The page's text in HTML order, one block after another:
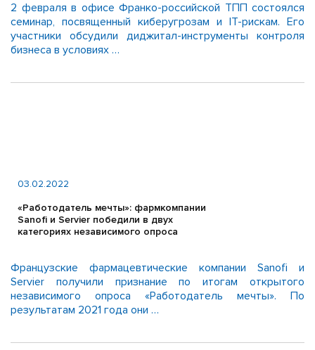
2 февраля в офисе Франко-российской ТПП состоялся
семинар, посвященный киберугрозам и IT-рискам. Его
участники обсудили диджитал-инструменты контроля
бизнеса в условиях …
03.02.2022
«Работодатель мечты»: фармкомпании
Sanofi и Servier победили в двух
категориях независимого опроса
Французские фармацевтические компании Sanofi и
Servier получили признание по итогам открытого
независимого опроса «Работодатель мечты». По
результатам 2021 года они …